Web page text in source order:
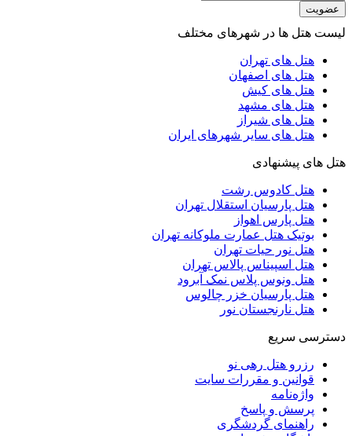
عضویت
لیست هتل ها در شهرهای مختلف
هتل های تهران
هتل های اصفهان
هتل های کیش
هتل های مشهد
هتل های شیراز
هتل های سایر شهرهای ایران
هتل های پیشنهادی
هتل کادوس رشت
هتل پارسیان استقلال تهران
هتل پارس اهواز
بوتیک هتل عمارت ملوکانه تهران
هتل نور حیات تهران
هتل اسپیناس پالاس تهران
هتل ونوس پلاس نمک آبرود
هتل پارسیان خزر چالوس
هتل نارنجستان نور
دسترسی سریع
رزرو هتل رهی نو
قوانین و مقررات سایت
واژه‌نامه
پرسش و پاسخ
راهنمای گردشگری